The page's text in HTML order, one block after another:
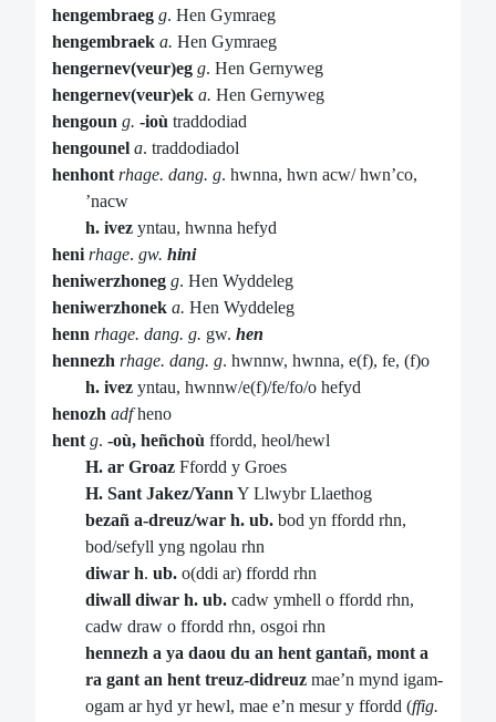
hengembraeg g. Hen Gymraeg
hengembraek a. Hen Gymraeg
hengernev(veur)eg g. Hen Gernyweg
hengernev(veur)ek a. Hen Gernyweg
hengoun g. -ioù traddodiad
hengounel a. traddodiadol
henhont rhage. dang. g. hwnna, hwn acw/ hwn’co,
’nacw
h. ivez yntau, hwnna hefyd
heni rhage. gw. hini
heniwerzhoneg g. Hen Wyddeleg
heniwerzhonek a. Hen Wyddeleg
henn rhage. dang. g. gw. hen
hennezh rhage. dang. g. hwnnw, hwnna, e(f), fe, (f)o
h. ivez yntau, hwnnw/e(f)/fe/fo/o hefyd
henozh adfheno
hent g. -où, heñchoù ffordd, heol/hewl
H. ar Groaz Ffordd y Groes
H. Sant Jakez/Yann Y Llwybr Llaethog
bezañ a-dreuz/war h. ub. bod yn ffordd rhn,
bod/sefyll yng ngolau rhn
diwar h. ub. o(ddi ar) ffordd rhn
diwall diwar h. ub. cadw ymhell o ffordd rhn,
cadw draw o ffordd rhn, osgoi rhn
hennezh a ya daou du an hent gantañ, mont a
ra gant an hent treuz-didreuz mae’n mynd igam-
ogam ar hyd yr hewl, mae e’n mesur y ffordd (ffig.